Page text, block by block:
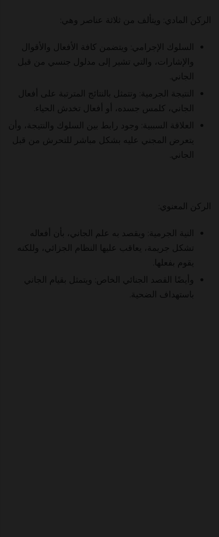
الركن المادي: ويتألف من ثلاثة عناصر وهي:
السلوك الإجرامي: ويتضمن كافة الأفعال والأقوال
والإشارات، والتي تشير إلى مدلول جنسي من قبل
الجاني.
النتيجة الجرمية: وتتمثل بالنتائج المترتبة على أفعال
الجاني، كلمس جسده، أو أفعال تخدش الحياء.
العلاقة السببية: وجود رابط بين السلوك والنتيجة، وأن
يتعرض المجني عليه بشكل مباشر للتحرش من قبل
الجاني.
الركن المعنوي:
النية الجرمية: ويقصد به علم الجاني، بأن أفعاله
تشكل جريمة، يعاقب عليها النظام الجزائي، وللكنه
يقوم بفعلها.
وأيضًا القصد الجنائي الخاص: ويتمثل بقيام الجاني
باستهداف الضحية.